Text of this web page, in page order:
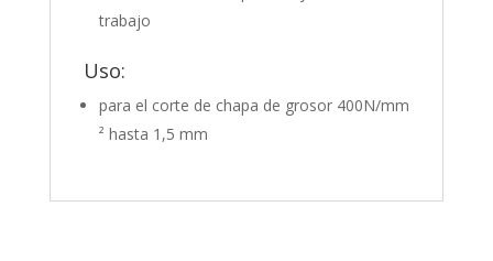
trabajo
Uso:
para el corte de chapa de grosor 400N/mm
² hasta 1,5 mm